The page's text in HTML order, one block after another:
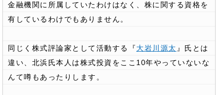
金融機関に所属していたわけはなく、株に関する資格を
有しているわけでもありません。
同じく株式評論家として活動する『大岩川源太 』氏とは
違い、北浜氏本人は株式投資をここ10年やっていないな
んて噂もあったりします。